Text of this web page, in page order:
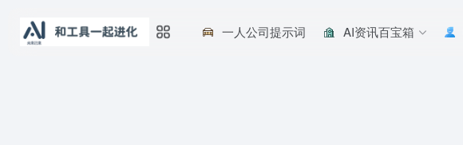
一人公司提示词 AI资讯百宝箱